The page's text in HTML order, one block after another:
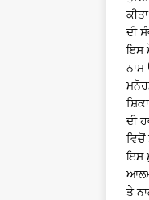
ਦੀ
ਇਸ
ਨਾਮ
ਦੀ
ਇਸ
ਤੇ